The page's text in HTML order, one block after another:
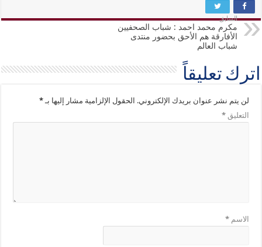
السابق
مكرم محمد احمد : شباب الصحفيين
الأفارقة هم الأحق بحضور منتدى
شباب العالم
اترك تعليقاً
لن يتم نشر عنوان بريدك الإلكتروني. الحقول الإلزامية مشار إليها بـ*
التعليق*
الاسم*